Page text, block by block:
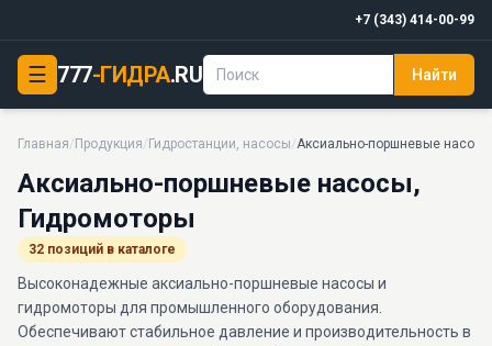
+7 (343) 414-00-99
☰ 777-ГИДРА.RU Найти
Главная/ Продукция/ Гидростанции, насосы/Аксиально-поршневые
Аксиально-поршневые насосы,
Гидромоторы
32 позиций в каталоге
Высоконадежные аксиально-поршневые насосы и
гидромоторы для промышленного оборудования.
Обеспечивают стабильное давление и производительность в